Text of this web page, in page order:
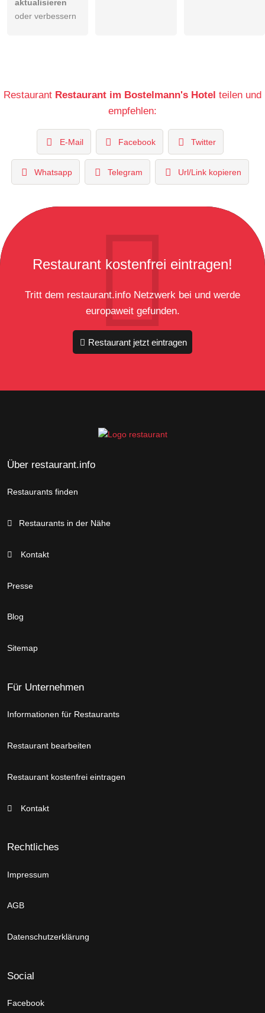
aktualisieren
oder verbessern
Restaurant Restaurant im Bostelmann's Hotel teilen und
empfehlen:
E-Mail Facebook Twitter
Whatsapp Telegram Url/Link kopieren
Restaurant kostenfrei eintragen!
Tritt dem restaurant.info Netzwerk bei und werde
europaweit gefunden.
Restaurant jetzt eintragen
Über restaurant.info
Restaurants finden
Restaurants in der Nähe
Kontakt
Presse
Blog
Sitemap
Für Unternehmen
Informationen für Restaurants
Restaurant bearbeiten
Restaurant kostenfrei eintragen
Kontakt
Rechtliches
Impressum
AGB
Datenschutzerklärung
Social
Facebook